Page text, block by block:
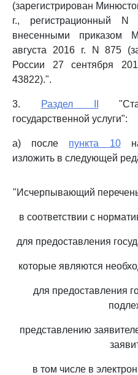
(зарегистрирован
г., регистрационный
внесенными приказом
августа 2016 г. N 875
России 27 сентября
43822).".
3. Раздел II
государственной услуги":
а) после пункта 10
изложить в следующей
"Исчерпывающий
в соответствии с
для предоставления
которые являются
для предоставления
представлению
в том числе в